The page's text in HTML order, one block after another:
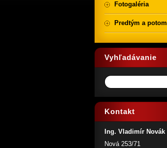
Fotogaléria
Predtým a potom
Vyhľadávanie
Kontakt
Ing. Vladimír Novák
Nová 253/71